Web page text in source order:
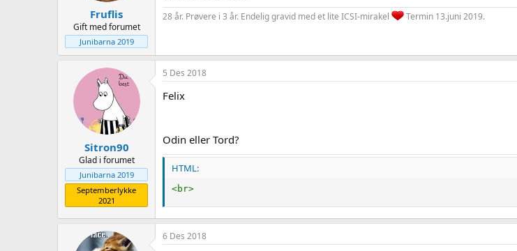
Fruflis
Gift med forumet
Junibarna 2019
28 år. Prøvere i 3 år. Endelig gravid med et lite ICSI-mirakel Termin 13.juni 2019.
Sitron90
Glad i forumet
Junibarna 2019
Septemberlykke
2021
5 Des 2018
Felix
Odin eller Tord?
HTML:
<br>
6 Des 2018